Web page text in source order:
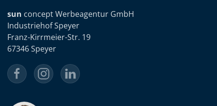
sun concept Werbeagentur GmbH
Industriehof Speyer
Franz-Kirrmeier-Str. 19
67346 Speyer